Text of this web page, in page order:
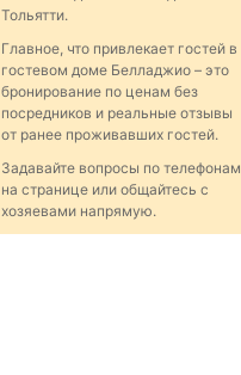
Тольятти.
Главное, что привлекает гостей в
гостевом доме Белладжио – это
бронирование по ценам без
посредников и реальные отзывы
от ранее проживавших гостей.
Задавайте вопросы по телефонам
на странице или общайтесь с
хозяевами напрямую.